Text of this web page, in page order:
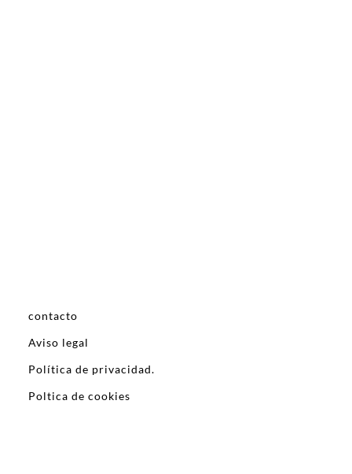
contacto
Aviso legal
Política de privacidad.
Poltica de cookies